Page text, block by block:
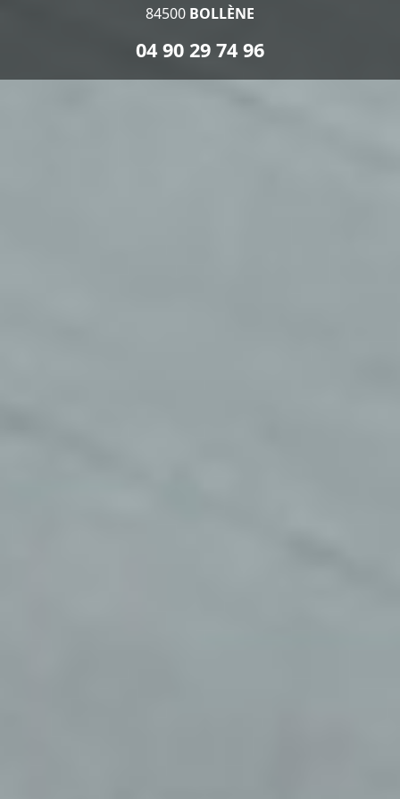
84500 BOLLÈNE
04 90 29 74 96